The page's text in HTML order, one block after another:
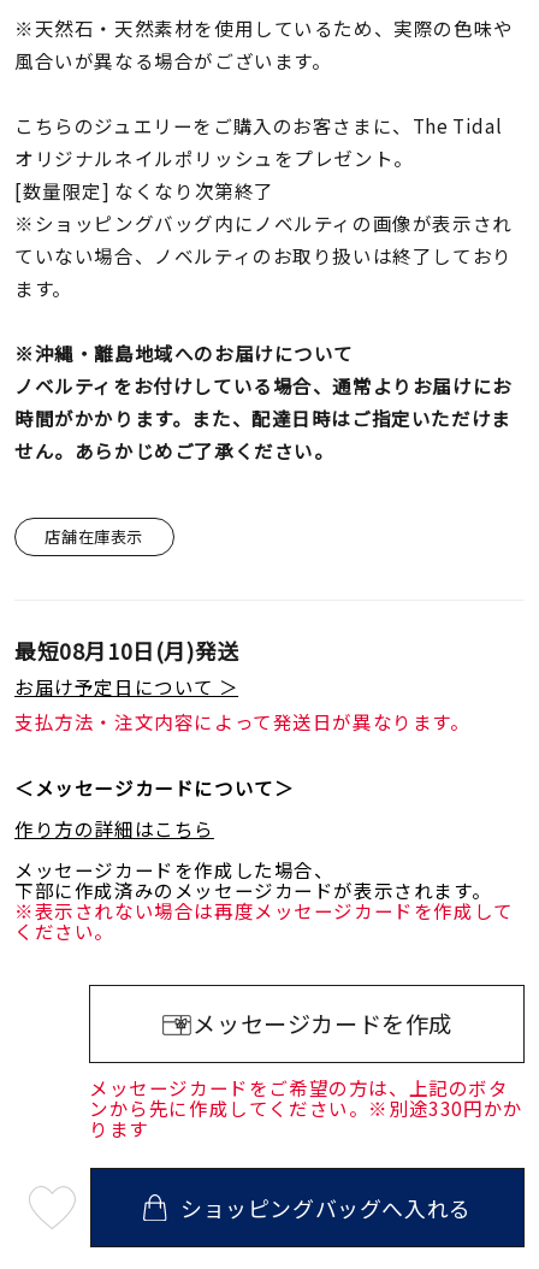
メンズ
リングサイズ
～
価格 ¥0
在庫 在庫ありのみ すべて表示
※天然石・天然素材を使用しているため、実際の色味や
風合いが異なる場合がございます。
こちらのジュエリーをご購入のお客さまに、The Tidal
オリジナルネイルポリッシュをプレゼント。
[数量限定] なくなり次第終了
※ショッピングバッグ内にノベルティの画像が表示され
ていない場合、ノベルティのお取り扱いは終了しており
ます。
※沖縄・離島地域へのお届けについて
ノベルティをお付けしている場合、通常よりお届けにお
時間がかかります。また、配達日時はご指定いただけま
せん。あらかじめご了承ください。
店舗在庫表示
最短08月10日(月)発送
お届け予定日について ＞
支払方法・注文内容によって発送日が異なります。
＜メッセージカードについて＞
作り方の詳細はこちら
メッセージカードを作成した場合、
下部に作成済みのメッセージカードが表示されます。
※表示されない場合は再度メッセージカードを作成して
ください。
メッセージカードを作成
メッセージカードをご希望の方は、上記のボタ
ンから先に作成してください。※別途330円かか
ります
08
ショッピングバッグへ入れる